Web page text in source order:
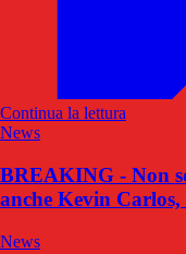
Continua la lettura
News
BREAKING - Non
anche Kevin
News